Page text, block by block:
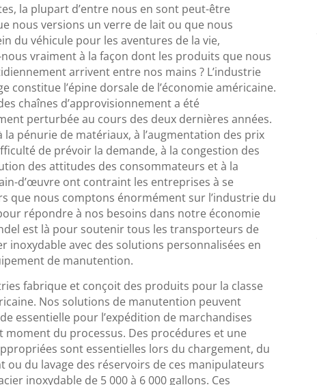
la plupart d’entre nous en sont peut-être
nous versions un verre de lait ou que nous
du véhicule pour les aventures de la vie,
vraiment à la façon dont les produits que nous
arrivent entre nos mains ? L’industrie
constitue l’épine dorsale de l’économie américaine.
chaînes d’approvisionnement a été
perturbée au cours des deux dernières années.
la pénurie de matériaux, à l’augmentation des prix
de prévoir la demande, à la congestion des
des attitudes des consommateurs et à la
d’œuvre ont contraint les entreprises à se
que nous comptons énormément sur l’industrie du
répondre à nos besoins dans notre économie
est là pour soutenir tous les transporteurs de
inoxydable avec des solutions personnalisées en
de manutention.
fabrique et conçoit des produits pour la classe
Nos solutions de manutention peuvent
essentielle pour l’expédition de marchandises
moment du processus. Des procédures et une
sont essentielles lors du chargement, du
ou du lavage des réservoirs de ces manipulateurs
inoxydable de 5 000 à 6 000 gallons. Ces